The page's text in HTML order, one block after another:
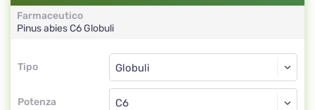
Farmaceutico
Pinus abiesC6Globuli
Tipo
Tipo
Potenza
Globuli
C6